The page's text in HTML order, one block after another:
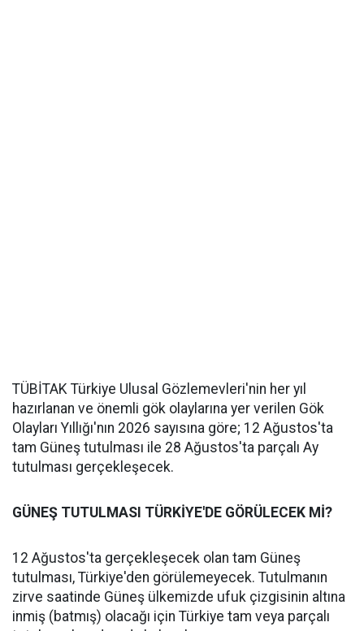
TÜBİTAK Türkiye Ulusal Gözlemevleri'nin her yıl
hazırlanan ve önemli gök olaylarına yer verilen Gök
Olayları Yıllığı'nın 2026 sayısına göre; 12 Ağustos'ta
tam Güneş tutulması ile 28 Ağustos'ta parçalı Ay
tutulması gerçekleşecek.
GÜNEŞ TUTULMASI TÜRKİYE'DE GÖRÜLECEK Mİ?
12 Ağustos'ta gerçekleşecek olan tam Güneş
tutulması, Türkiye'den görülemeyecek. Tutulmanın
zirve saatinde Güneş ülkemizde ufuk çizgisinin altına
inmiş (batmış) olacağı için Türkiye tam veya parçalı